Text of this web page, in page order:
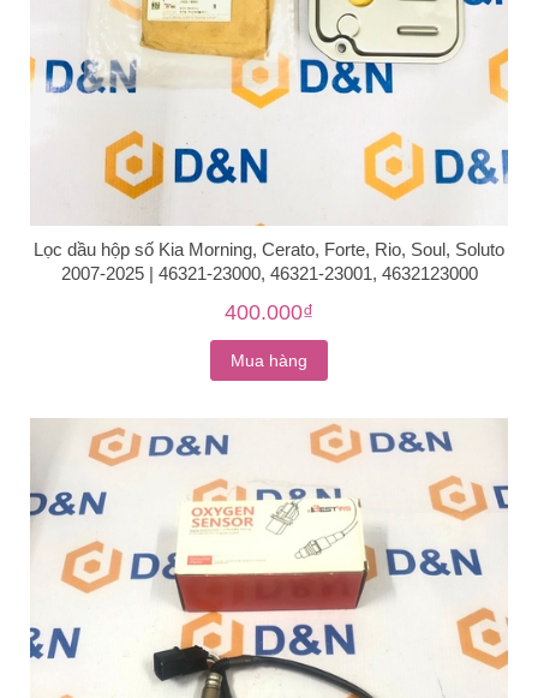
Lọc dầu hộp số Kia Morning, Cerato, Forte, Rio, Soul, Soluto
2007-2025 | 46321-23000, 46321-23001, 4632123000
400.000₫
Mua hàng